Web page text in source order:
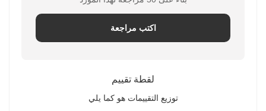
اكتب مراجعة
لقطة تقييم
توزيع التقييمات هو كما يلي